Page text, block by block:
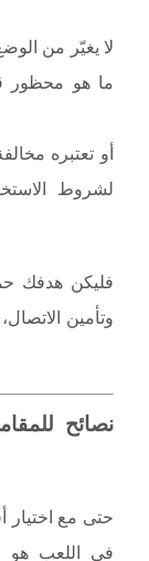
ما هو محظور
لشروط
وتأمين
نصائح
حتى مع اختيار
في اللعب هو